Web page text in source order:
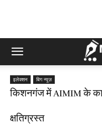
इलेक्शन बिग न्यूज़
किशनगंज में AIMIM के
क्षतिग्रस्त